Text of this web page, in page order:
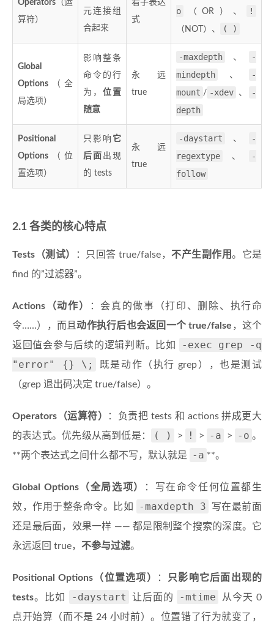
Operators （运
算符）
元连接组
合起来
看子表达
式
o （OR）、 !
（NOT）、 ( )
Global
Options （全
局选项）
影响整条
命令的行
为， 位置
随意
永远
true
-maxdepth 、
-
mindepth
、
-
mount / -xdev 、
-
depth
Positional
Options （位
置选项）
只影响 它
后面 出现
的 tests
永远
true
-daystart 、
-
regextype
、
-
follow
2.1 各类的核心特点
Tests（测试） ：只回答 true/false， 不产生副作用。它是
find 的”过滤器”。
Actions（动作）
：会真的做事（打印、删除、执行命
令……），而且动作执行后也会返回一个 true/false ，这个
返回值会参与后续的逻辑判断。比如
-exec grep -q
"error" {} \;
既是动作（执行 grep），也是测试
（grep 退出码决定 true/false）。
Operators（运算符）
：负责把 tests 和 actions 拼成更大
的表达式。优先级从高到低是：
( ) > ! > -a > -o 。
**两个表达式之间什么都不写，默认就是
-a **。
Global Options（全局选项）
：写在命令任何位置都生
效，作用于整条命令。比如
-maxdepth 3
写在最前面
还是最后面，效果一样 —— 都是限制整个搜索的深度。它
永远返回 true， 不参与过滤。
Positional Options（位置选项） ：
只影响它后面出现的
tests。比如 -daystart 让后面的 -mtime
从今天 0
点开始算（而不是 24 小时前）。位置错了行为就变了，